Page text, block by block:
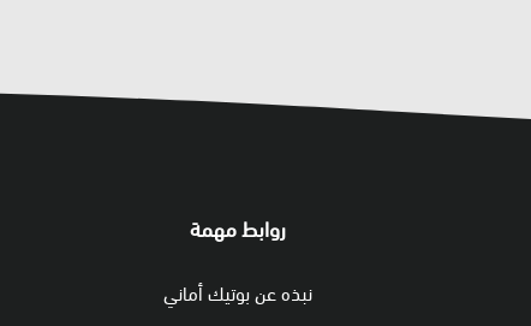
روابط مهمة
نبذه عن بوتيك أماني